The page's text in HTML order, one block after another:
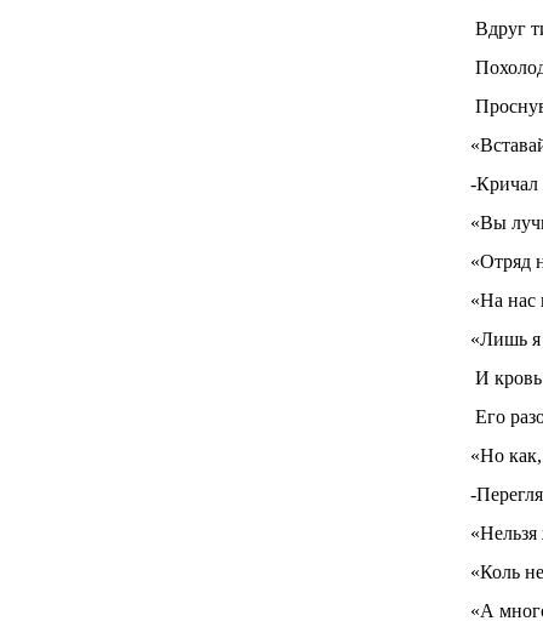
Вдруг
-
«Вы
«Отряд
«На нас
«Лишь я
И кровь
Его
«Но как,
-
«Нельзя
«Коль
«А